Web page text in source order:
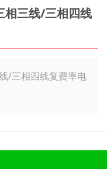
相三线/三相四线
/三相四线复费率电